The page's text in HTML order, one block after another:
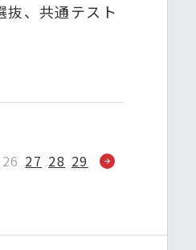
、共通テスト
26 27 28 29